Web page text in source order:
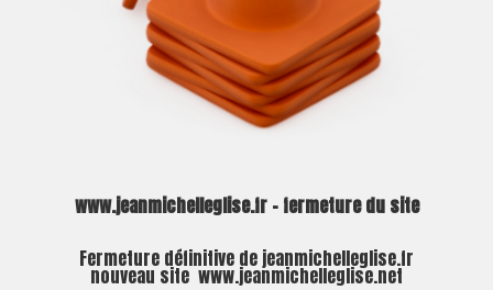
www.jeanmichelleglise.fr – fermeture du site
Fermeture définitive de jeanmichelleglise.fr
nouveau site www.jeanmichelleglise.net